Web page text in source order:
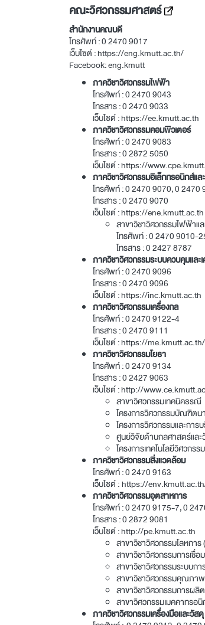
คณะวิศวกรรมศาสตร์
สำนักงานคณบดี
โทรศัพท์ :0 2470 9017
เว็บไซต์ :https://eng.kmutt.ac.th/
Facebook:eng.kmutt
ภาควิชาวิศวกรรมไฟฟ้า
โทรศัพท์ :0 2470 9043
โทรสาร :0 2470 9033
เว็บไซต์ :https://ee.kmutt.ac.th
ภาควิชาวิศวกรรมคอมพิวเตอร์
โทรศัพท์ :0 2470 9083
โทรสาร :0 2872 5050
เว็บไซต์ :https://
ภาควิชาวิศวกรรมอิเล็กทรอนิกส์แล
โทรศัพท์ :0 2470 9070,0 2470
โทรสาร :0 2470 9070
เว็บไซต์ :https://ene.kmutt.ac.th
สาขาวิชาวิศวกรรมไฟฟ้าแล
โทรศัพท์ :0 2470 9010-
โทรสาร :0 2427 8787
ภาควิชาวิศวกรรมระบบควบคุมและ
โทรศัพท์ :0 2470 9096
โทรสาร :0 2470 9096
เว็บไซต์ :https://inc.kmutt.ac.th
ภาควิชาวิศวกรรมเครื่องกล
โทรศัพท์ :0 2470 9122-4
โทรสาร :0 2470 9111
เว็บไซต์ :https://me.kmutt.ac.th/
ภาควิชาวิศวกรรมโยธา
โทรศัพท์ :0 2470 9134
โทรสาร :0 2427 9063
เว็บไซต์ :http://
สาขาวิศวกรรมเทคนิคธรณี
โครงการวิศวกรรมบัณฑิตน
โครงการวิศวกรรมและการ
ศูนย์วิจัยด้านกลศาสตร์และ
โครงการเทคโนโลยีวิศวกรร
ภาควิชาวิศวกรรมสิ่งแวดล้อม
โทรศัพท์ :0 2470 9163
เว็บไซต์ :https://
ภาควิชาวิศวกรรมอุตสาหการ
โทรศัพท์ :0 2470 9175-7,0
โทรสาร :0 2872 9081
เว็บไซต์ :http://pe.kmutt.ac.th
สาขาวิชาวิศวกรรมโลหการ
สาขาวิชาวิศวกรรมการเชื่อ
สาขาวิชาวิศวกรรมระบบก
สาขาวิชาวิศวกรรมคุณภาพ
สาขาวิชาวิศวกรรมการผลิต
สาขาวิศวกรรมเมคคาทรอ
ภาควิชาวิศวกรรมเครื่องมือและวัสดุ